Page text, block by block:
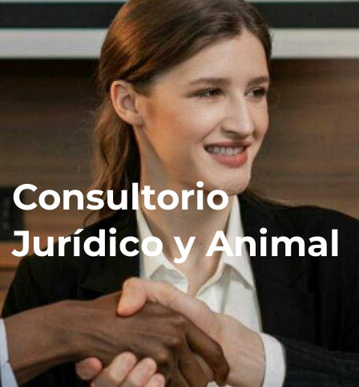
Consultorio
Jurídico y Animal